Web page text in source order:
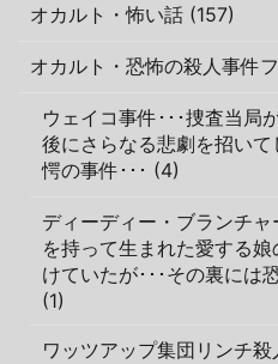
オカルト・怖い話 (157)
オカルト・恐怖の殺人事件
ウェイコ事件･･･捜査当局
後にさらなる悲劇を招い
愕の事件･･･ (4)
ディーディー・ブランチ
を持って生まれた愛する
けていたが･･･その裏には
(1)
ワッツアップ集団リンチ